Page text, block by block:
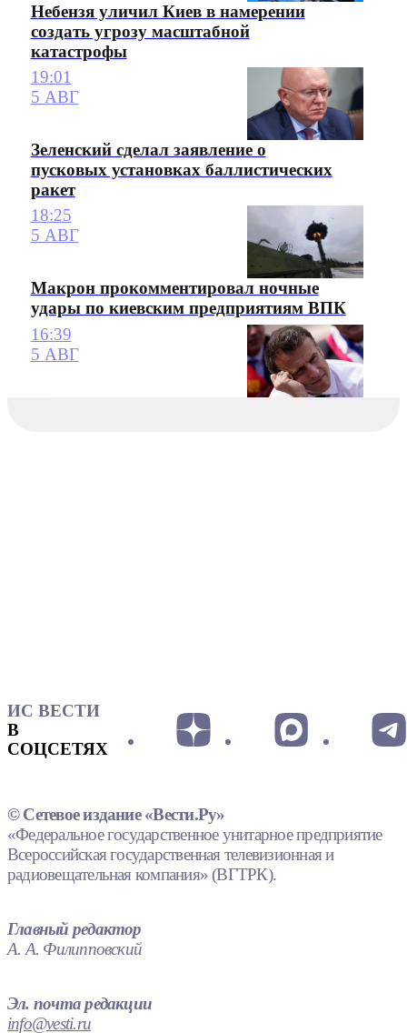
Небензя уличил Киев в намерении
создать угрозу масштабной
катастрофы
19:01
5 АВГ
Зеленский сделал заявление о
пусковых установках баллистических
ракет
18:25
5 АВГ
Макрон прокомментировал ночные
удары по киевским предприятиям ВПК
16:39
5 АВГ
ИС ВЕСТИ
В
СОЦСЕТЯХ
© Сетевое издание «Вести.Ру»
«Федеральное государственное унитарное предприятие
Всероссийская государственная телевизионная и
радиовещательная компания» (ВГТРК).
Главный редактор
А. А. Филипповский
Эл. почта редакции
info@vesti.ru